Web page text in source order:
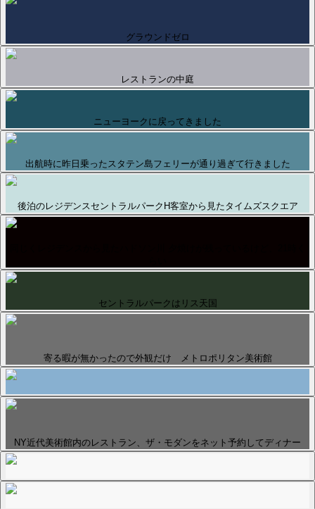
グラウンドゼロ
レストランの中庭
ニューヨークに戻ってきました
出航時に昨日乗ったスタテン島フェリーが通り過ぎて行きました
後泊のレジデンスセントラルパークH客室から見たタイムズスクエア
セントラルパークはリス天国
寄る暇が無かったので外観だけ メトロポリタン美術館
NY近代美術館内のレストラン、ザ・モダンをネット予約してディナー